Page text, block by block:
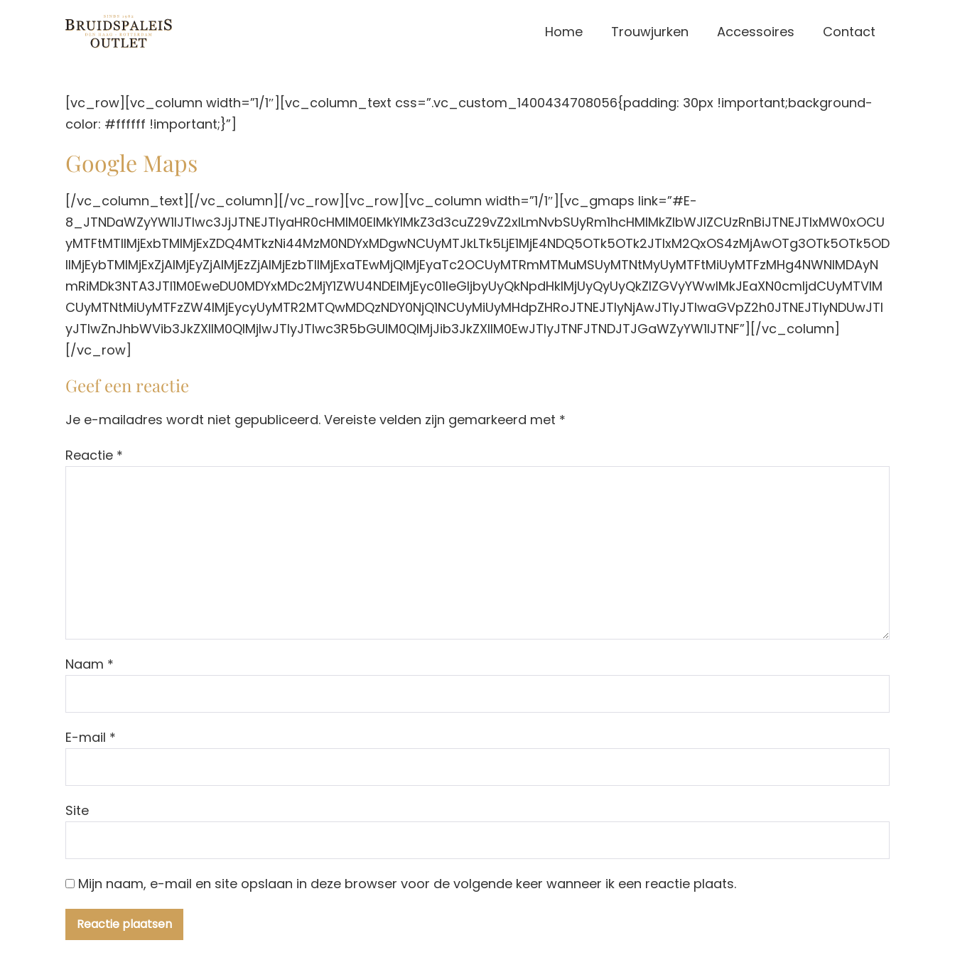
Home Trouwjurken Accessoires Contact
[vc_row][vc_column width=”1/1″][vc_column_text css=”.vc_custom_1400434708056{padding: 30px !important;background-
color: #ffffff !important;}”]
Google Maps
[/vc_column_text][/vc_column][/vc_row][vc_row][vc_column width=”1/1″][vc_gmaps link=”#E-
8_JTNDaWZyYW1lJTIwc3JjJTNEJTIyaHR0cHMlM0ElMkYlMkZ3d3cuZ29vZ2xlLmNvbSUyRm1hcHMlMkZlbWJlZCUzRnBiJTNEJTIxMW0xOCU
yMTFtMTIlMjExbTMlMjExZDQ4MTkzNi44MzM0NDYxMDgwNCUyMTJkLTk5LjE1MjE4NDQ5OTk5OTk2JTIxM2QxOS4zMjAwOTg3OTk5OTk5OD
IlMjEybTMlMjExZjAlMjEyZjAlMjEzZjAlMjEzbTIlMjExaTEwMjQlMjEyaTc2OCUyMTRmMTMuMSUyMTNtMyUyMTFtMiUyMTFzMHg4NWNlMDAyN
mRiMDk3NTA3JTI1M0EweDU0MDYxMDc2MjY1ZWU4NDElMjEyc01leGljbyUyQkNpdHklMjUyQyUyQkZlZGVyYWwlMkJEaXN0cmljdCUyMTVlM
CUyMTNtMiUyMTFzZW4lMjEycyUyMTR2MTQwMDQzNDY0NjQ1NCUyMiUyMHdpZHRoJTNEJTIyNjAwJTIyJTIwaGVpZ2h0JTNEJTIyNDUwJTI
yJTIwZnJhbWVib3JkZXIlM0QlMjIwJTIyJTIwc3R5bGUlM0QlMjJib3JkZXIlM0EwJTIyJTNFJTNDJTJGaWZyYW1lJTNF”][/vc_column]
[/vc_row]
Geef een reactie
Je e-mailadres wordt niet gepubliceerd. Vereiste velden zijn gemarkeerd met *
Reactie *
Naam *
E-mail *
Site
Mijn naam, e-mail en site opslaan in deze browser voor de volgende keer wanneer ik een reactie plaats.